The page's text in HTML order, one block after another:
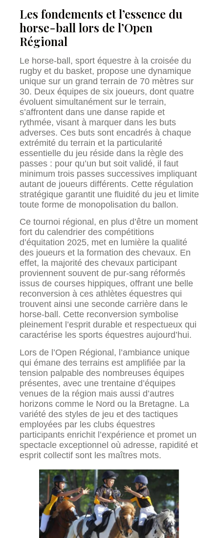
Les fondements et l’essence du
horse-ball lors de l’Open
Régional
Le horse-ball, sport équestre à la croisée du
rugby et du basket, propose une dynamique
unique sur un grand terrain de 70 mètres sur
30. Deux équipes de six joueurs, dont quatre
évoluent simultanément sur le terrain,
s’affrontent dans une danse rapide et
rythmée, visant à marquer dans les buts
adverses. Ces buts sont encadrés à chaque
extrémité du terrain et la particularité
essentielle du jeu réside dans la règle des
passes : pour qu’un but soit validé, il faut
minimum trois passes successives impliquant
autant de joueurs différents. Cette régulation
stratégique garantit une fluidité du jeu et limite
toute forme de monopolisation du ballon.
Ce tournoi régional, en plus d’être un moment
fort du calendrier des compétitions
d’équitation 2025, met en lumière la qualité
des joueurs et la formation des chevaux. En
effet, la majorité des chevaux participant
proviennent souvent de pur-sang réformés
issus de courses hippiques, offrant une belle
reconversion à ces athlètes équestres qui
trouvent ainsi une seconde carrière dans le
horse-ball. Cette reconversion symbolise
pleinement l’esprit durable et respectueux qui
caractérise les sports équestres aujourd’hui.
Lors de l’Open Régional, l’ambiance unique
qui émane des terrains est amplifiée par la
tension palpable des nombreuses équipes
présentes, avec une trentaine d’équipes
venues de la région mais aussi d’autres
horizons comme le Nord ou la Bretagne. La
variété des styles de jeu et des tactiques
employées par les clubs équestres
participants enrichit l’expérience et promet un
spectacle exceptionnel où adresse, rapidité et
esprit collectif sont les maîtres mots.